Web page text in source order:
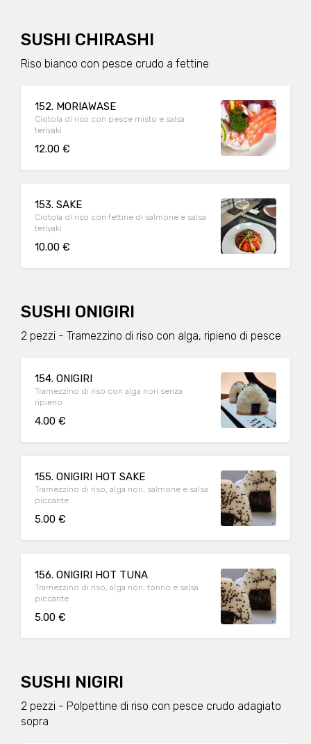
SUSHI CHIRASHI
Riso bianco con pesce crudo a fettine
152. MORIAWASE
Ciotola di riso con pesce misto e salsa
teriyaki
12.00 €
153. SAKE
Ciotola di riso con fettine di salmone e salsa
teriyaki
10.00 €
SUSHI ONIGIRI
2 pezzi - Tramezzino di riso con alga, ripieno di pesce
154. ONIGIRI
Tramezzino di riso con alga nori senza
ripieno
4.00 €
155. ONIGIRI HOT SAKE
Tramezzino di riso, alga nori, salmone e salsa
piccante
5.00 €
156. ONIGIRI HOT TUNA
Tramezzino di riso, alga nori, tonno e salsa
piccante
5.00 €
SUSHI NIGIRI
2 pezzi - Polpettine di riso con pesce crudo adagiato
sopra